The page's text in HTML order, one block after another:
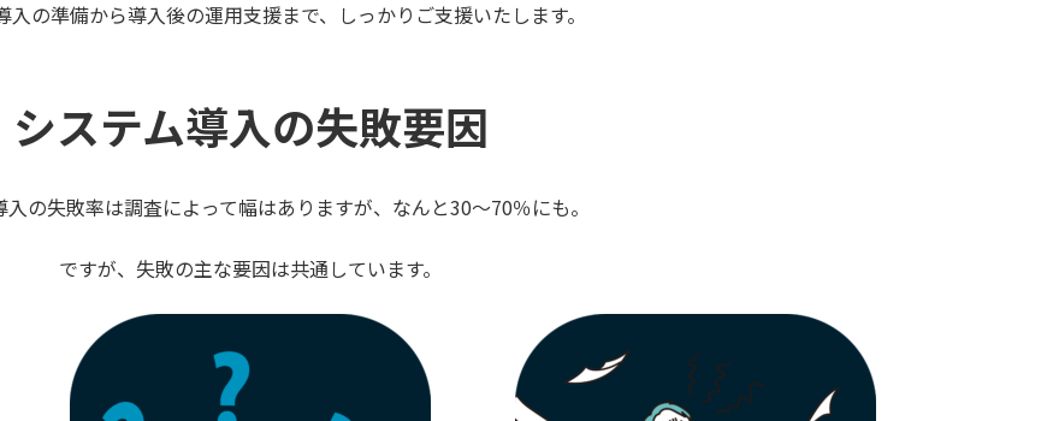
入の準備から導入後の運用支援まで、 しっかりご支援いたします。
システム導入の失敗要因
入の失敗率は調査によって幅はありますが、 なんと30～70％にも。
ですが、 失敗の主な要因は共通しています。